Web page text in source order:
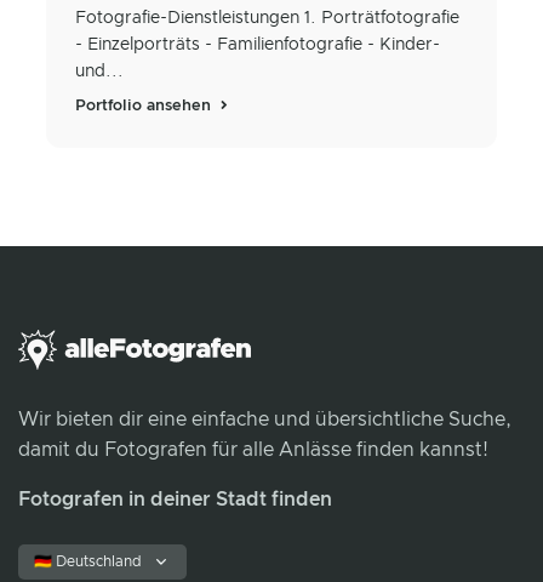
Fotografie-Dienstleistungen 1. Porträtfotografie
- Einzelporträts - Familienfotografie - Kinder-
und...
Portfolio ansehen
Wir bieten dir eine einfache und übersichtliche Suche,
damit du Fotografen für alle Anlässe finden kannst!
Fotografen in deiner Stadt finden
🇩🇪 Deutschland